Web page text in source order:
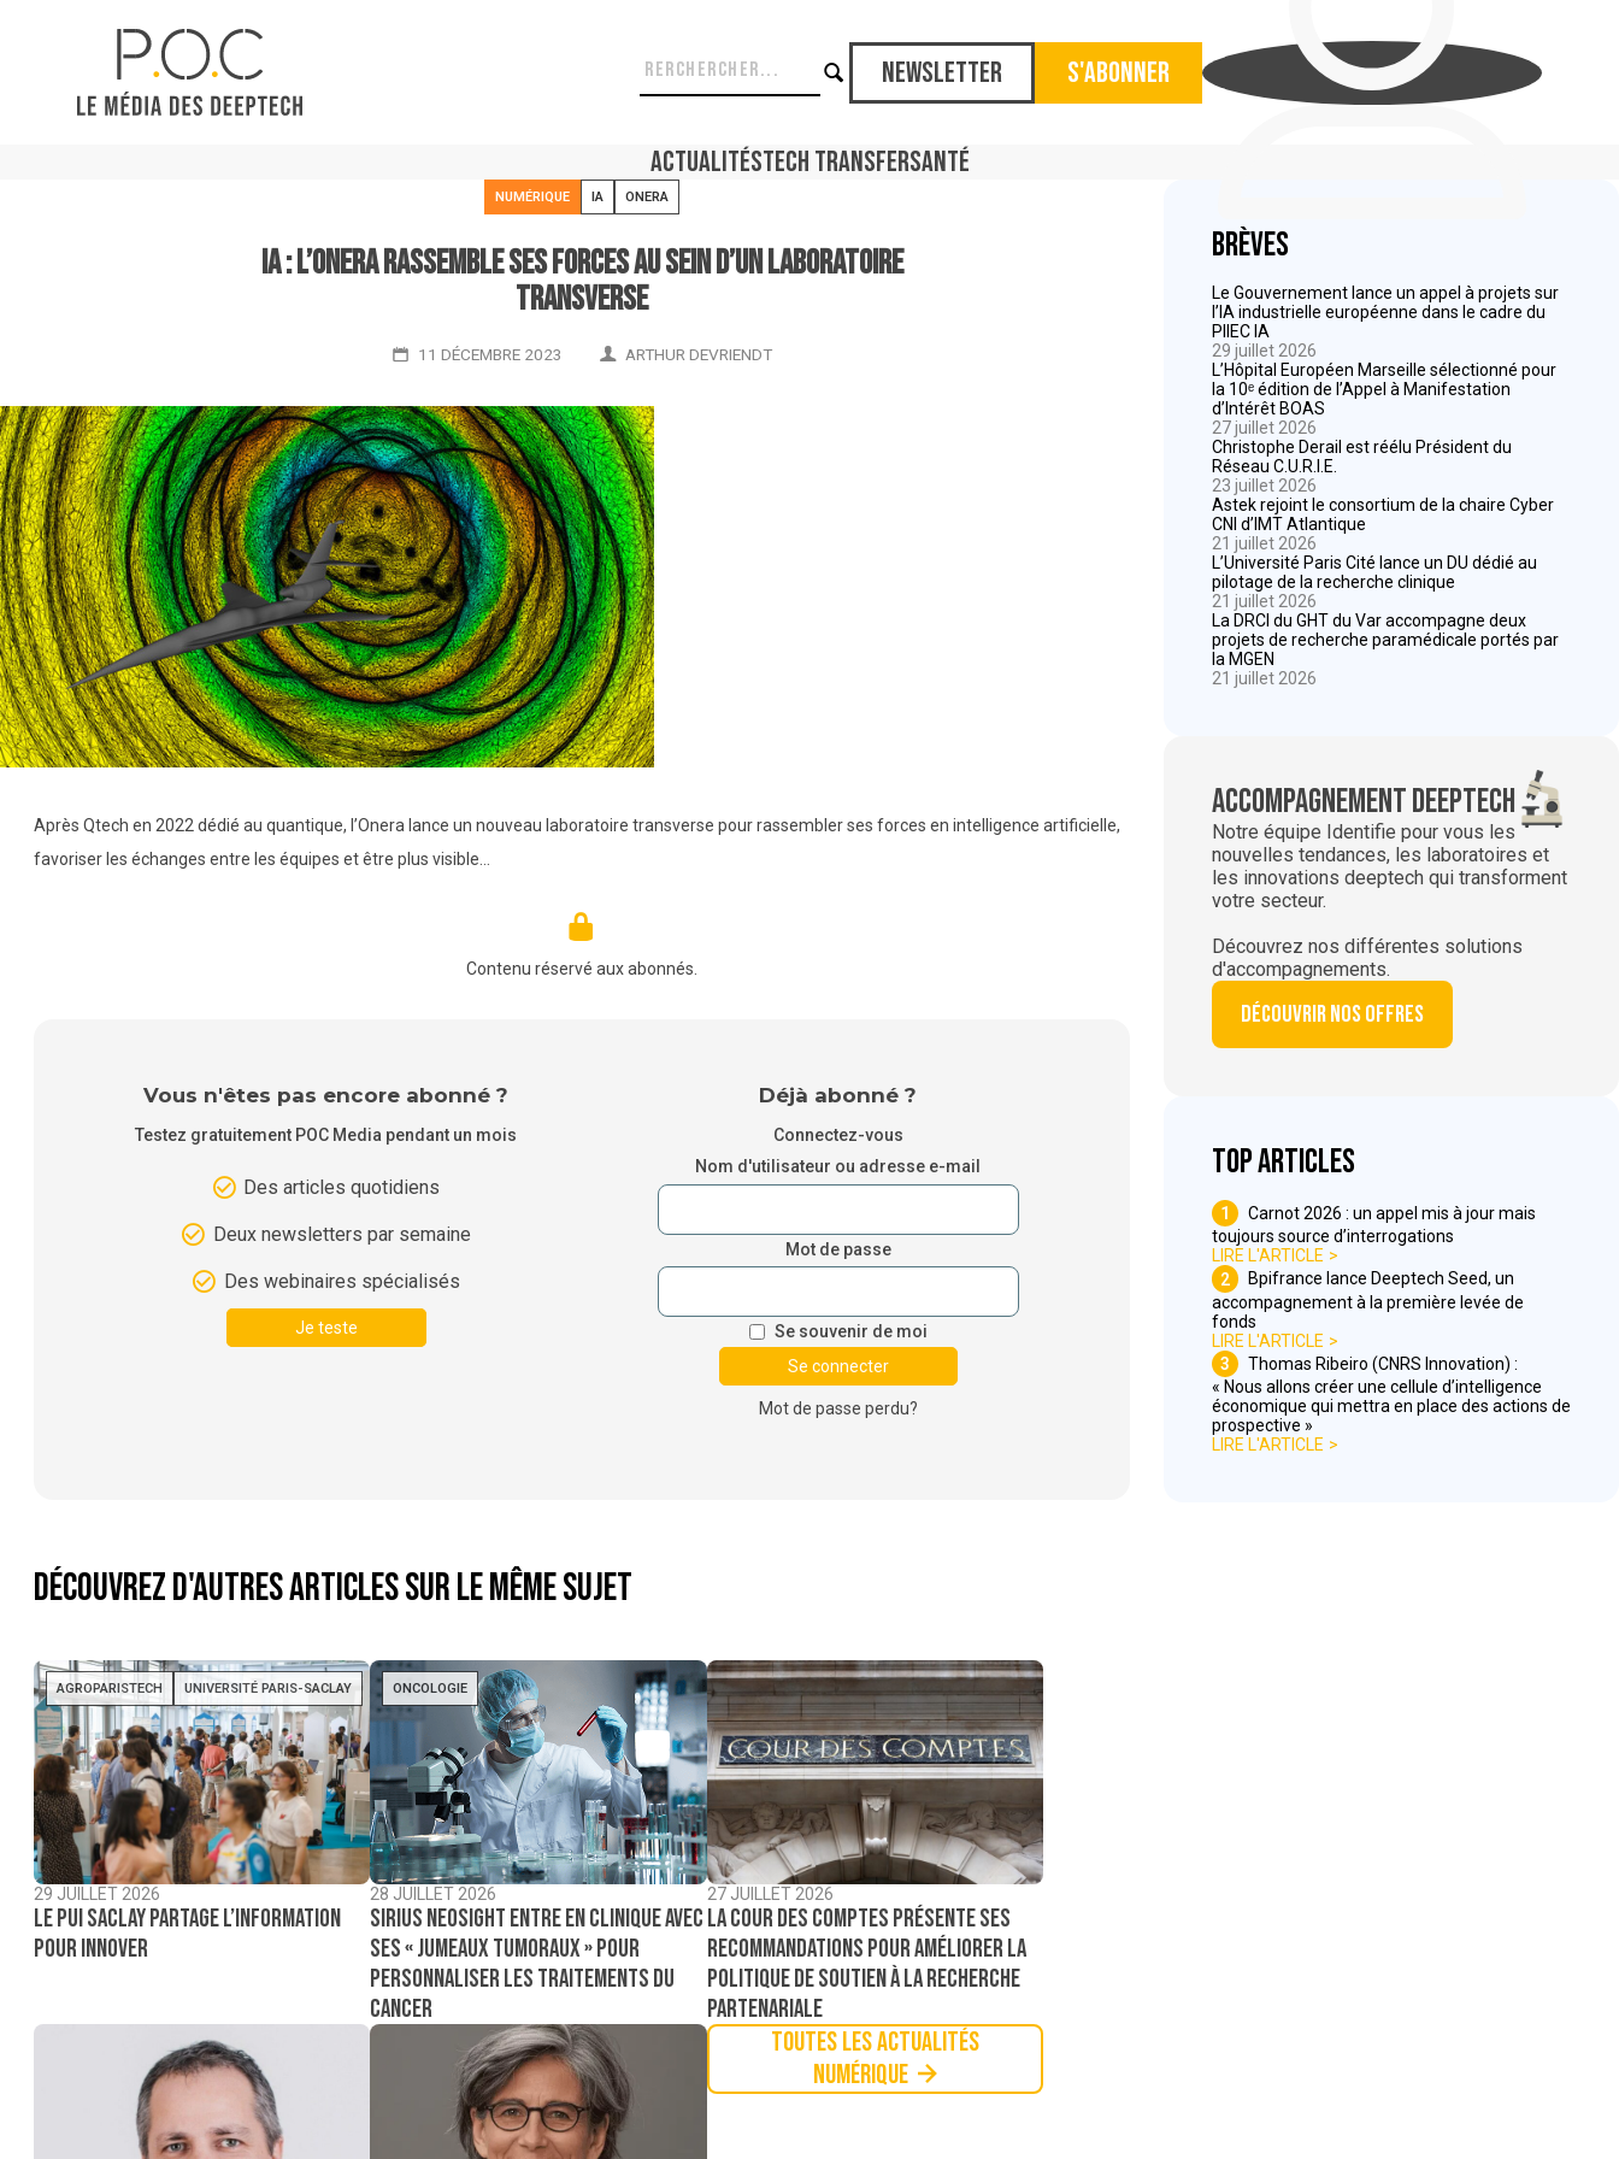
Newsletter S'abonner
ActualitésTech TransferSanté
NUMÉRIQUE IA ONERA
IA : l’Onera rassemble ses forces au sein d’un laboratoire
transverse
11 DÉCEMBRE 2023 ARTHUR DEVRIENDT
Après Qtech en 2022 dédié au quantique, l’Onera lance un nouveau laboratoire transverse pour rassembler ses forces en intelligence artificielle,
favoriser les échanges entre les équipes et être plus visible…
Contenu réservé aux abonnés.
Vous n'êtes pas encore abonné ?
Testez gratuitement POC Media pendant un mois
Des articles quotidiens
Deux newsletters par semaine
Des webinaires spécialisés
Je teste
Déjà abonné ?
Connectez-vous
Nom d'utilisateur ou adresse e-mail
Mot de passe
Se souvenir de moi
Mot de passe perdu?
Découvrez d'autres articles sur le même sujet
AGROPARISTECH UNIVERSITÉ PARIS-SACLAY
29 JUILLET 2026
Le PUI Saclay partage l’information
pour innover
ONCOLOGIE
28 JUILLET 2026
Sirius NeoSight entre en clinique avec
ses « jumeaux tumoraux » pour
personnaliser les traitements du
cancer
27 JUILLET 2026
La Cour des comptes présente ses
recommandations pour améliorer la
politique de soutien à la recherche
partenariale
Toutes les actualités
Numérique
Brèves
Le Gouvernement lance un appel à projets sur
l’IA industrielle européenne dans le cadre du
PIIEC IA
29 juillet 2026
L’Hôpital Européen Marseille sélectionné pour
la 10ᵉ édition de l’Appel à Manifestation
d’Intérêt BOAS
27 juillet 2026
Christophe Derail est réélu Président du
Réseau C.U.R.I.E.
23 juillet 2026
Astek rejoint le consortium de la chaire Cyber
CNI d’IMT Atlantique
21 juillet 2026
L’Université Paris Cité lance un DU dédié au
pilotage de la recherche clinique
21 juillet 2026
La DRCI du GHT du Var accompagne deux
projets de recherche paramédicale portés par
la MGEN
21 juillet 2026
Accompagnement deeptech
Notre équipe Identifie pour vous les
nouvelles tendances, les laboratoires et
les innovations deeptech qui transforment
votre secteur.
Découvrez nos différentes solutions
d'accompagnements.
Découvrir nos offres
Top articles
1
Carnot 2026 : un appel mis à jour mais
toujours source d’interrogations
LIRE L'ARTICLE
2
Bpifrance lance Deeptech Seed, un
accompagnement à la première levée de
fonds
LIRE L'ARTICLE
3
Thomas Ribeiro (CNRS Innovation) :
« Nous allons créer une cellule d’intelligence
économique qui mettra en place des actions de
prospective »
LIRE L'ARTICLE